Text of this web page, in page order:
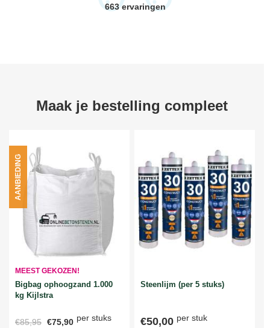
663 ervaringen
Maak je bestelling compleet
MEEST GEKOZEN!
Bigbag ophoogzand 1.000
kg Kijlstra
€85,95 €75,90 per stuks
AANBIEDING
Steenlijm (per 5 stuks)
€50,00 per stuk